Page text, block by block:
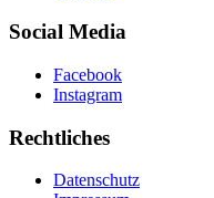
Social Media
Facebook
Instagram
Rechtliches
Datenschutz